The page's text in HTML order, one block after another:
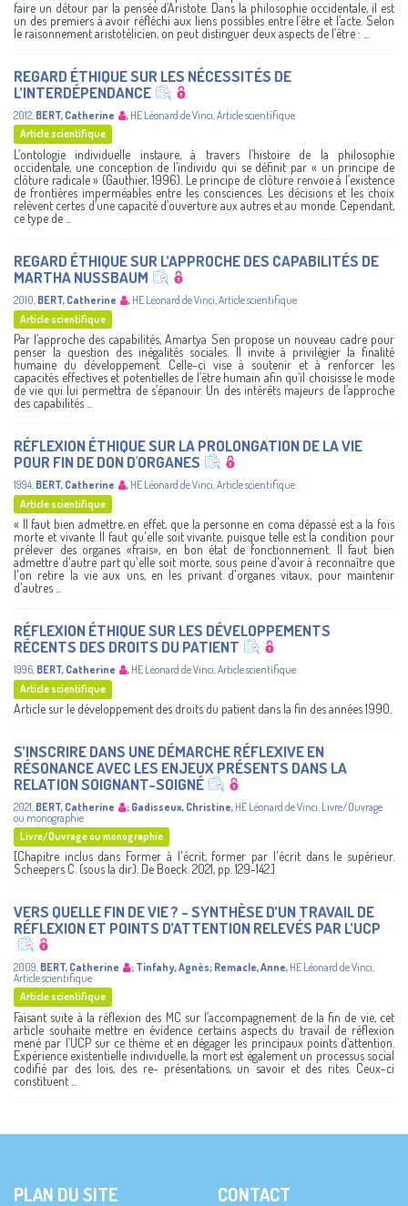
faire un détour par la pensée d’Aristote. Dans la philosophie occidentale, il est
un des premiers à avoir réfléchi aux liens possibles entre l’être et l’acte. Selon
le raisonnement aristotélicien, on peut distinguer deux aspects de l’être : ...
REGARD ÉTHIQUE SUR LES NÉCESSITÉS DE
L’INTERDÉPENDANCE
2012 BERT, Catherine , HE Léonard de Vinci Article scientifique
Article scientifique
L’ontologie individuelle instaure, à travers l’histoire de la philosophie
occidentale, une conception de l’individu qui se définit par « un principe de
clôture radicale » (Gauthier, 1996). Le principe de clôture renvoie à l’existence
de frontières imperméables entre les consciences. Les décisions et les choix
relèvent certes d’une capacité d’ouverture aux autres et au monde. Cependant,
ce type de ...
REGARD ÉTHIQUE SUR L’APPROCHE DES CAPABILITÉS DE
MARTHA NUSSBAUM
2010 BERT, Catherine , HE Léonard de Vinci Article scientifique
Article scientifique
Par l’approche des capabilités, Amartya Sen propose un nouveau cadre pour
penser la question des inégalités sociales. Il invite à privilégier la finalité
humaine du développement. Celle-ci vise à soutenir et à renforcer les
capacités effectives et potentielles de l’être humain afin qu’il choisisse le mode
de vie qui lui permettra de s’épanouir. Un des intérêts majeurs de l’approche
des capabilités ...
RÉFLEXION ÉTHIQUE SUR LA PROLONGATION DE LA VIE
POUR FIN DE DON D'ORGANES
1994 BERT, Catherine , HE Léonard de Vinci Article scientifique
Article scientifique
« Il faut bien admettre, en effet, que la personne en coma dépassé est a la fois
morte et vivante. Il faut qu'elle soit vivante, puisque telle est la condition pour
prélever des organes «frais», en bon état de fonctionnement. Il faut bien
admettre d'autre part qu'elle soit morte, sous peine d'avoir à reconnaître que
l'on retire la vie aux uns, en les privant d'organes vitaux, pour maintenir
d'autres ...
RÉFLEXION ÉTHIQUE SUR LES DÉVELOPPEMENTS
RÉCENTS DES DROITS DU PATIENT
1996, BERT, Catherine , HE Léonard de Vinci,Article scientifique
Article scientifique
Article sur le développement des droits du patient dans la fin des années 1990.
S’INSCRIRE DANS UNE DÉMARCHE RÉFLEXIVE EN
RÉSONANCE AVEC LES ENJEUX PRÉSENTS DANS LA
RELATION SOIGNANT-SOIGNÉ
2021, BERT, Catherine ; Gadisseux, Christine, HE Léonard de Vinci, Livre/Ouvrage
ou monographie
Livre/Ouvrage ou monographie
[Chapitre inclus dans Former à l'écrit, former par l'écrit dans le supérieur.
Scheepers C. (sous la dir.). De Boeck. 2021, pp. 129-142.]
VERS QUELLE FIN DE VIE ? - SYNTHÈSE D’UN TRAVAIL DE
RÉFLEXION ET POINTS D’ATTENTION RELEVÉS PAR L’UCP
2009, BERT, Catherine ; Tinfahy, Agnès; Remacle, Anne, HE Léonard de Vinci,
Article scientifique
Article scientifique
Faisant suite à la réflexion des MC sur l’accompagnement de la fin de vie, cet
article souhaite mettre en évidence certains aspects du travail de réflexion
mené par l’UCP sur ce thème et en dégager les principaux points d’attention.
Expérience existentielle individuelle, la mort est également un processus social
codifié par des lois, des re- présentations, un savoir et des rites. Ceux-ci
constituent ...
PLAN DU SITE CONTACT